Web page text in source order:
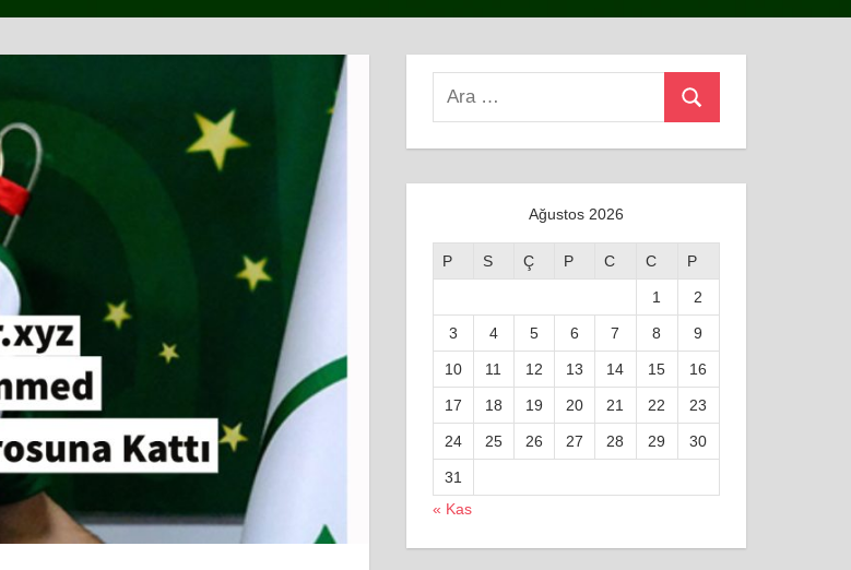
Search
Ara
Ağustos 2026
P S Ç P C C P
1 2
3 4 5 6 7 8 9
10 11 12 13 14 15 16
17 18 19 20 21 22 23
24 25 26 27 28 29 30
31
« Kas